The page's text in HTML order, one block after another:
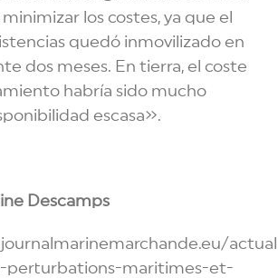
minimizar los costes, ya que el
quedó inmovilizado en
dos meses. En tierra, el coste
habría sido mucho
escasa».
Descamps
perturbations-maritimes-et-